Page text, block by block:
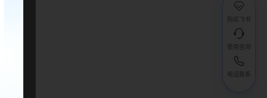
购买飞书
使用咨询
电话联系